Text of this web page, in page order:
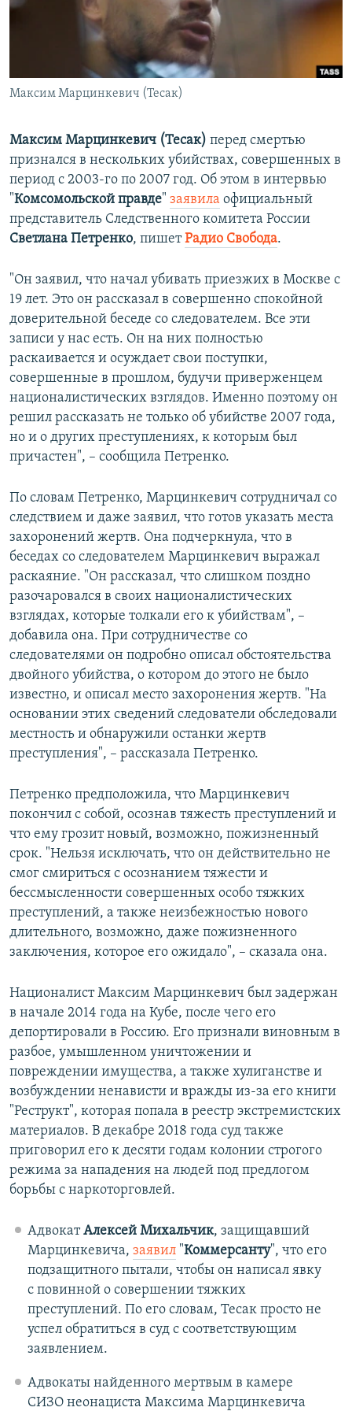
ПОБЕДИТЕЛЕЙ НЕ СУДЯТ?
КРЫМ.НЕПОКОРЕННЫЙ
УКРАИНСКАЯ ПРОБЛЕМА КРЫМА
ПРИСОЕДИНЯЙТЕСЬ!
Максим Марцинкевич (Тесак)
Максим Марцинкевич (Тесак) перед смертью
признался в нескольких убийствах, совершенных в
период с 2003-го по 2007 год. Об этом в интервью
"Комсомольской правде" заявила официальный
представитель Следственного комитета России
Светлана Петренко, пишетРадио Свобода.
"Он заявил, что начал убивать приезжих в Москве с
19 лет. Это он рассказал в совершенно спокойной
доверительной беседе со следователем. Все эти
записи у нас есть. Он на них полностью
раскаивается и осуждает свои поступки,
совершенные в прошлом, будучи приверженцем
националистических взглядов. Именно поэтому он
решил рассказать не только об убийстве 2007 года,
но и о других преступлениях, к которым был
причастен", – сообщила Петренко.
По словам Петренко, Марцинкевич сотрудничал со
следствием и даже заявил, что готов указать места
захоронений жертв. Она подчеркнула, что в
беседах со следователем Марцинкевич выражал
раскаяние. "Он рассказал, что слишком поздно
разочаровался в своих националистических
взглядах, которые толкали его к убийствам", –
добавила она. При сотрудничестве со
следователями он подробно описал обстоятельства
двойного убийства, о котором до этого не было
известно, и описал место захоронения жертв. "На
основании этих сведений следователи обследовали
местность и обнаружили останки жертв
преступления", – рассказала Петренко.
Петренко предположила, что Марцинкевич
покончил с собой, осознав тяжесть преступлений и
что ему грозит новый, возможно, пожизненный
срок. "Нельзя исключать, что он действительно не
смог смириться с осознанием тяжести и
бессмысленности совершенных особо тяжких
преступлений, а также неизбежностью нового
длительного, возможно, даже пожизненного
заключения, которое его ожидало", – сказала она.
Националист Максим Марцинкевич был задержан
в начале 2014 года на Кубе, после чего его
депортировали в Россию. Его признали виновным в
разбое, умышленном уничтожении и
повреждении имущества, а также хулиганстве и
возбуждении ненависти и вражды из-за его книги
"Реструкт", которая попала в реестр экстремистских
материалов. В декабре 2018 года суд также
приговорил его к десяти годам колонии строгого
режима за нападения на людей под предлогом
борьбы с наркоторговлей.
АдвокатАлексей Михальчик, защищавший
Марцинкевича, заявил"Коммерсанту", что его
подзащитного пытали, чтобы он написал явку
с повинной о совершении тяжких
преступлений. По его словам, Тесак просто не
успел обратиться в суд с соответствующим
заявлением.
Адвокаты найденного мертвым в камере
СИЗО неонациста Максима Марцинкевича